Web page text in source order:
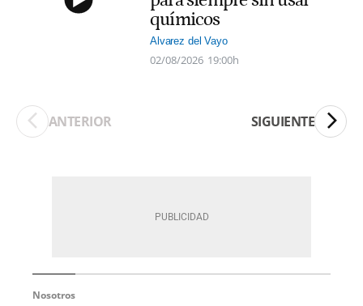
químicos
Alvarez del Vayo
02/08/2026 19:00h
ANTERIOR SIGUIENTE
Nosotros